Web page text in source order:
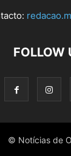
FOLLOW
© Notícias de